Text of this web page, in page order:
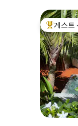
상위 게스
게스트